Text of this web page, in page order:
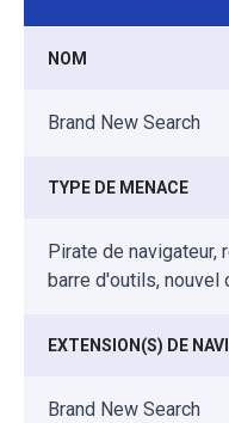
NOM
Brand New Search
TYPE DE MENACE
Pirate de navigateur,
barre d'outils, nouvel
EXTENSION(S) DE
Brand New Search